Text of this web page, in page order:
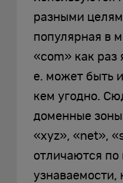
разными
популярная в
«com» как раз
е. может быть
кем угодно.
доменные
«xyz», «net»,
отличаются по
узнаваемости,